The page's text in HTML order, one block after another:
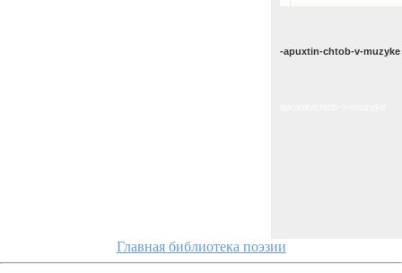
-apuxtin-chtob-v-muzyke
Главная библиотека поэзии